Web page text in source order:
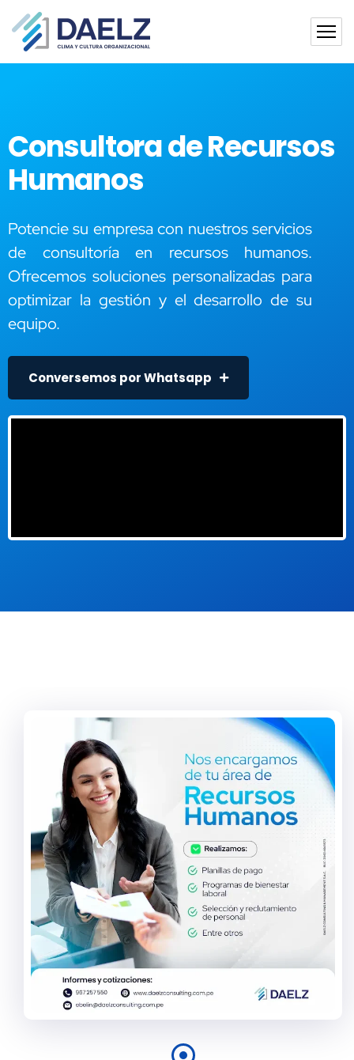
Consultora de Recursos
Humanos
Potencie su empresa con nuestros servicios
de consultoría en recursos humanos.
Ofrecemos soluciones personalizadas para
optimizar la gestión y el desarrollo de su
equipo.
Conversemos por Whatsapp